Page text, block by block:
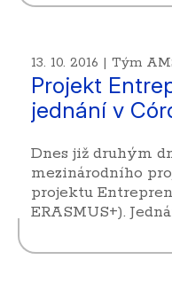
13. 10. 2016 | Tým
Projekt
jednání v
Dnes již druhým
mezinárodního
projektu
ERASMUS+).